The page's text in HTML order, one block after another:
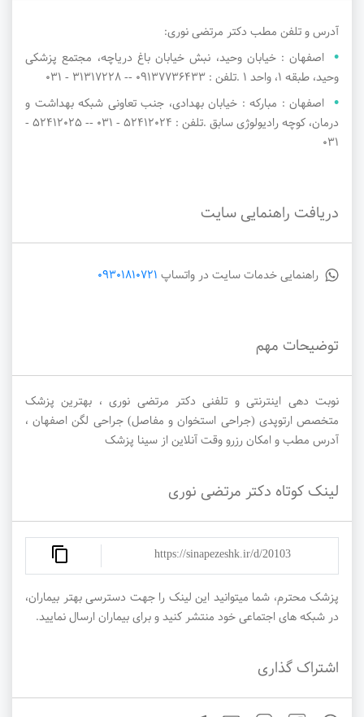
آدرس و تلفن مطب دکتر مرتضی نوری:
اصفهان : خیابان وحید، نبش خیابان باغ دریاچه، مجتمع پزشکی
وحید، طبقه 1، واحد 1 .تلفن : 09137736433 -- 31317228 - 031
اصفهان : مبارکه : خیابان بهدادی، جنب تعاونی شبکه بهداشت و
درمان، کوچه رادیولوژی سابق .تلفن : 52412024 - ۰۳۱ -- 52412025 -
۰۳۱
دریافت راهنمایی سایت
راهنمایی خدمات سایت در واتساپ 09301810721
توضیحات مهم
نوبت دهی اینترنتی و تلفنی دکتر مرتضی نوری ، بهترین پزشک
متخصص ارتوپدی (جراحی استخوان و مفاصل) جراحی لگن اصفهان ،
آدرس مطب و امکان رزرو وقت آنلاین از سینا پزشک
لینک کوتاه دکتر مرتضی نوری
https://sinapezeshk.ir/d/20103
پزشک محترم، شما میتوانید این لینک را جهت دسترسی بهتر بیماران،
در شبکه های اجتماعی خود منتشر کنید و برای بیماران ارسال نمایید.
اشتراک گذاری